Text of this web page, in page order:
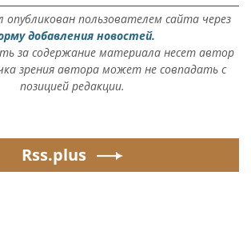
пользователем сайта через
добавления новостей.
за содержание материала несет автор
зрения автора может не совпадать с
позицией редакции.
Rss.plus